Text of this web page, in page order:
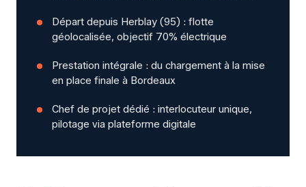
Départ depuis Herblay (95) : flotte
géolocalisée, objectif 70% électrique
Prestation intégrale : du chargement à la mise
en place finale à Bordeaux
Chef de projet dédié : interlocuteur unique,
pilotage via plateforme digitale